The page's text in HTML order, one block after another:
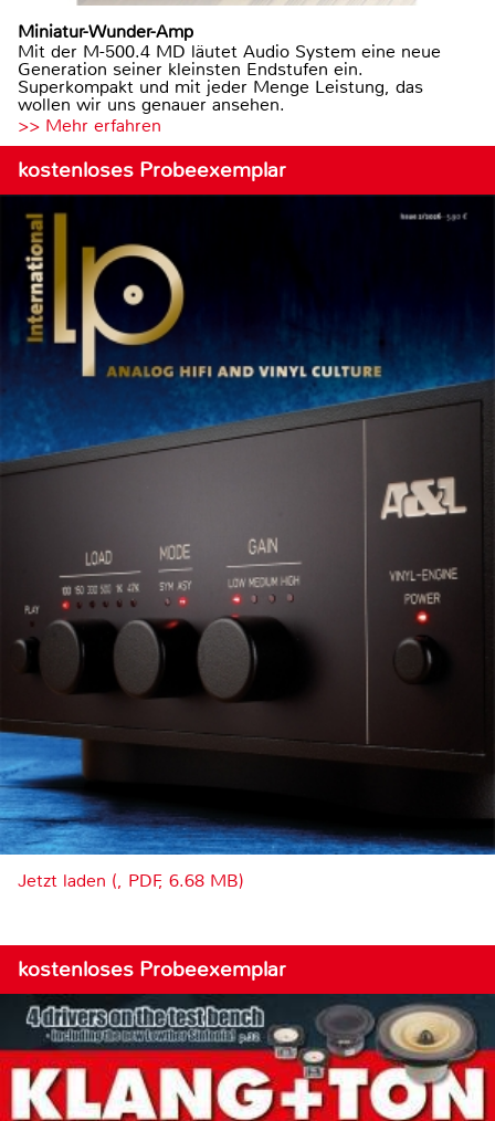
Miniatur-Wunder-Amp
Mit der M-500.4 MD läutet Audio System eine neue
Generation seiner kleinsten Endstufen ein.
Superkompakt und mit jeder Menge Leistung, das
wollen wir uns genauer ansehen.
>> Mehr erfahren
kostenloses Probeexemplar
Jetzt laden (, PDF, 6.68 MB)
kostenloses Probeexemplar